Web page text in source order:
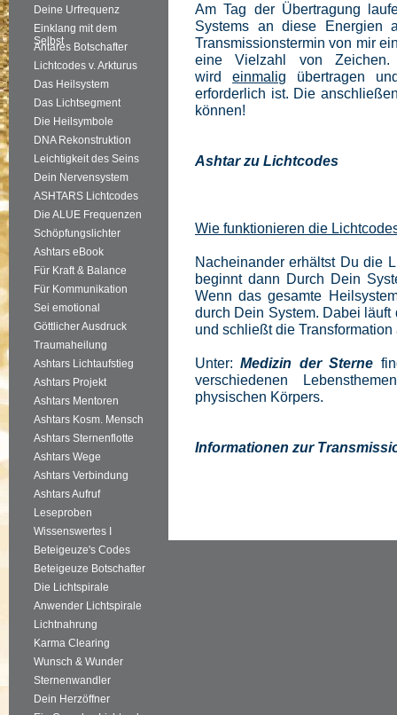
Deine Urfrequenz
Einklang mit dem
Selbst
Antares Botschafter
Lichtcodes v. Arkturus
Das Heilsystem
Das Lichtsegment
Die Heilsymbole
DNA Rekonstruktion
Leichtigkeit des Seins
Dein Nervensystem
ASHTARS Lichtcodes
Die ALUE Frequenzen
Schöpfungslichter
Ashtars eBook
Für Kraft & Balance
Für Kommunikation
Sei emotional
Göttlicher Ausdruck
Traumaheilung
Ashtars Lichtaufstieg
Ashtars Projekt
Ashtars Mentoren
Ashtars Kosm. Mensch
Ashtars Sternenflotte
Ashtars Wege
Ashtars Verbindung
Ashtars Aufruf
Leseproben
Wissenswertes I
Beteigeuze's Codes
Beteigeuze Botschafter
Die Lichtspirale
Anwender Lichtspirale
Lichtnahrung
Karma Clearing
Wunsch & Wunder
Sternenwandler
Dein Herzöffner
Am Tag der Übertragung
Systems an diese Energien
Transmissionstermin von mir
eine Vielzahl von Zeichen.
wirdeinmalig übertragen
erforderlich ist. Die
können!
Ashtar zu Lichtcodes
Wie funktionieren die
Nacheinander erhältst Du die
beginnt dann Durch Dein
Wenn das gesamte
durch Dein System. Dabei
und schließt die Transformation
Unter:Medizin der Sterne
verschiedenen
physischen Körpers.
Informationen zur